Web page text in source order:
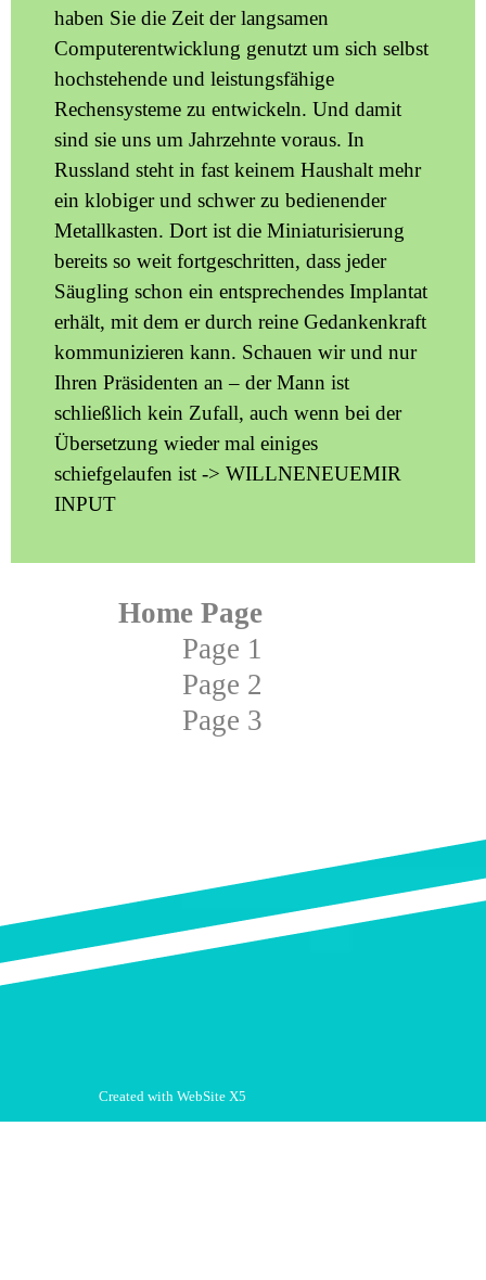
haben Sie die Zeit der langsamen
Computerentwicklung genutzt um sich selbst
hochstehende und leistungsfähige
Rechensysteme zu entwickeln. Und damit
sind sie uns um Jahrzehnte voraus. In
Russland steht in fast keinem Haushalt mehr
ein klobiger und schwer zu bedienender
Metallkasten. Dort ist die Miniaturisierung
bereits so weit fortgeschritten, dass jeder
Säugling schon ein entsprechendes Implantat
erhält, mit dem er durch reine Gedankenkraft
kommunizieren kann. Schauen wir und nur
Ihren Präsidenten an – der Mann ist
schließlich kein Zufall, auch wenn bei der
Übersetzung wieder mal einiges
schiefgelaufen ist -> WILLNENEUEMIR
INPUT
Home Page
Page 1
Page 2
Page 3
Created with WebSite X5